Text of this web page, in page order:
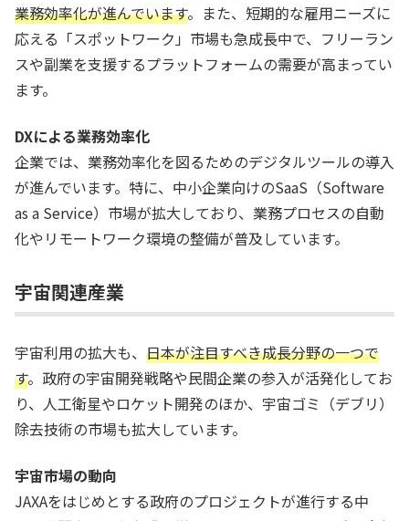
業務効率化が進んでいます。また、短期的な雇用ニーズに
応える「スポットワーク」市場も急成長中で、フリーラン
スや副業を支援するプラットフォームの需要が高まってい
ます。
DXによる業務効率化
企業では、業務効率化を図るためのデジタルツールの導入
が進んでいます。特に、中小企業向けのSaaS（Software
as a Service）市場が拡大しており、業務プロセスの自動
化やリモートワーク環境の整備が普及しています。
宇宙関連産業
宇宙利用の拡大も、 日本が注目すべき成長分野の一つで
す。政府の宇宙開発戦略や民間企業の参入が活発化してお
り、人工衛星やロケット開発のほか、宇宙ゴミ（デブリ）
除去技術の市場も拡大しています。
宇宙市場の動向
JAXAをはじめとする政府のプロジェクトが進行する中